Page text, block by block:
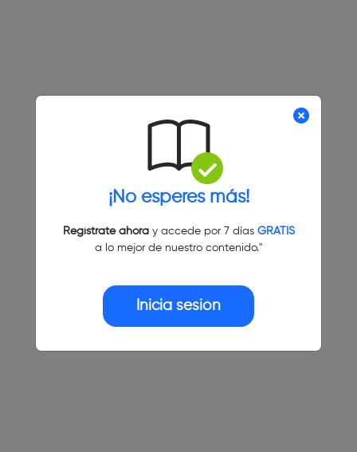
¡No esperes más!
Regístrate ahoray accede por 7 días GRATIS
a lo mejor de nuestro contenido."
Inicia sesión